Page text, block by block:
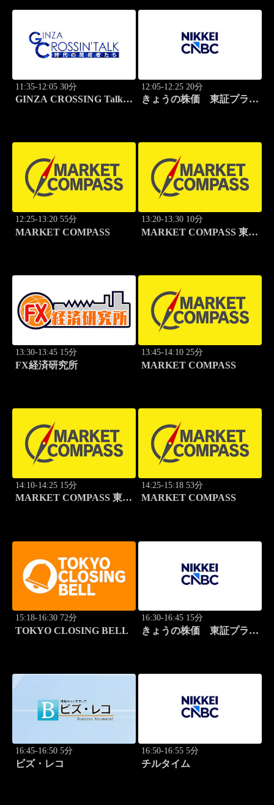
11:35-12:05 30分
GINZA CROSSING Talk
12:05-12:25 20分
きょうの株価 東証プライ
12:25-13:20 55分
MARKET COMPASS
13:20-13:30 10分
MARKET COMPASS 東証
13:30-13:45 15分
FX経済研究所
13:45-14:10 25分
MARKET COMPASS
14:10-14:25 15分
MARKET COMPASS 東証
14:25-15:18 53分
MARKET COMPASS
15:18-16:30 72分
TOKYO CLOSING BELL
16:30-16:45 15分
きょうの株価 東証プライ
16:45-16:50 5分
ビズ・レコ
16:50-16:55 5分
チルタイム